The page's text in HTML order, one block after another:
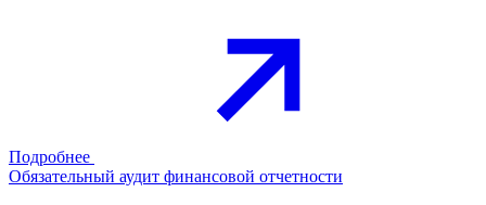
Подробнее
Обязательный аудит финансовой отчетности